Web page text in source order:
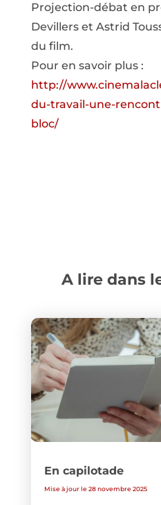
Projection-débat en
Devillers et Astrid
du film.
Pour en savoir plus :
http://
du-travail-une-
bloc/
A lire dans
En capilotade
Mise à jour le 28 novembre 2025